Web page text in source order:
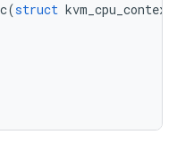
(struct kvm_cpu_context